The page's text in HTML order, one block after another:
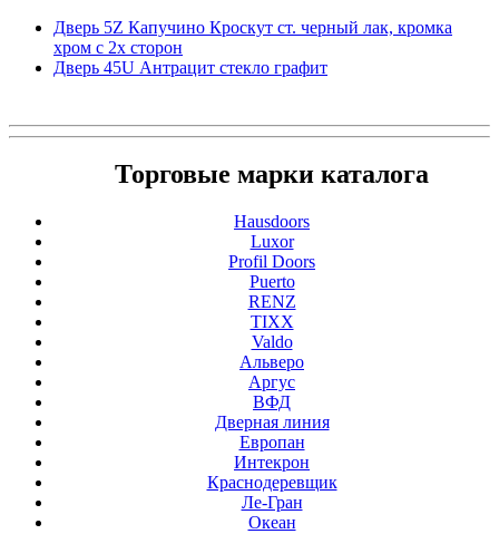
Дверь 5Z Капучино Кроскут ст. черный лак, кромка
хром с 2х сторон
Дверь 45U Антрацит стекло графит
Торговые марки каталога
Hausdoors
Luxor
Profil Doors
Puerto
RENZ
TIXX
Valdo
Альверо
Аргус
ВФД
Дверная линия
Европан
Интекрон
Краснодеревщик
Ле-Гран
Океан